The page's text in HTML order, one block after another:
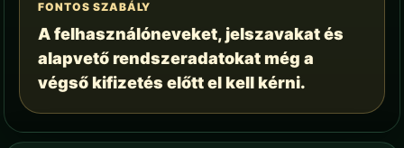
FONTOS SZABÁLY
A felhasználóneveket, jelszavakat és
alapvető rendszeradatokat még a
végső kifizetés előtt el kell kérni.